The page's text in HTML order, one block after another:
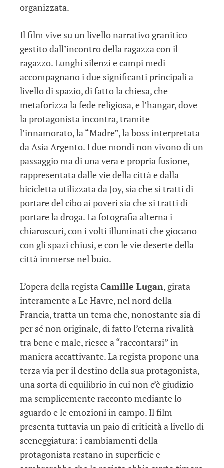
organizzata.
Il film vive su un livello narrativo granitico
gestito dall’incontro della ragazza con il
ragazzo. Lunghi silenzi e campi medi
accompagnano i due significanti principali a
livello di spazio, di fatto la chiesa, che
metaforizza la fede religiosa, e l’hangar, dove
la protagonista incontra, tramite
l’innamorato, la “Madre”, la boss interpretata
da Asia Argento. I due mondi non vivono di un
passaggio ma di una vera e propria fusione,
rappresentata dalle vie della città e dalla
bicicletta utilizzata da Joy, sia che si tratti di
portare del cibo ai poveri sia che si tratti di
portare la droga. La fotografia alterna i
chiaroscuri, con i volti illuminati che giocano
con gli spazi chiusi, e con le vie deserte della
città immerse nel buio.
L’opera della registaCamille Lugan, girata
interamente a Le Havre, nel nord della
Francia, tratta un tema che, nonostante sia di
per sé non originale, di fatto l’eterna rivalità
tra bene e male, riesce a “raccontarsi” in
maniera accattivante. La regista propone una
terza via per il destino della sua protagonista,
una sorta di equilibrio in cui non c’è giudizio
ma semplicemente racconto mediante lo
sguardo e le emozioni in campo. Il film
presenta tuttavia un paio di criticità a livello di
sceneggiatura: i cambiamenti della
protagonista restano in superficie e